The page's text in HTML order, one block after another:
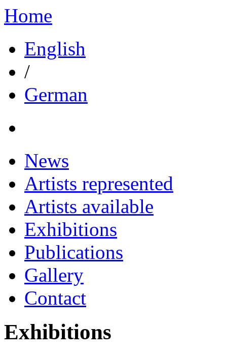
Home
English
/
German
News
Artists represented
Artists available
Exhibitions
Publications
Gallery
Contact
Exhibitions